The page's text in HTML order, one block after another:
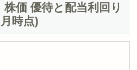
価 優待と配当利回り
時点)